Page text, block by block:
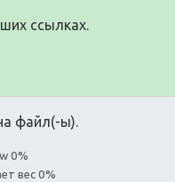
ссылках.
файл(-ы).
0%
вес 0%